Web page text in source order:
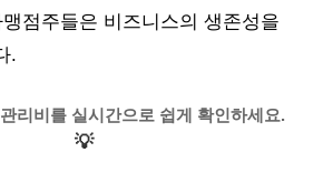
점주들은 비즈니스의 생존성을
.
리비를 실시간으로 쉽게 확인하세요.
💡